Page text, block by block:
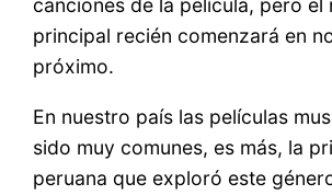
canciones de la película, pero el
principal recién comenzará en
próximo.
En nuestro país las películas
sido muy comunes, es más, la
peruana que exploró este